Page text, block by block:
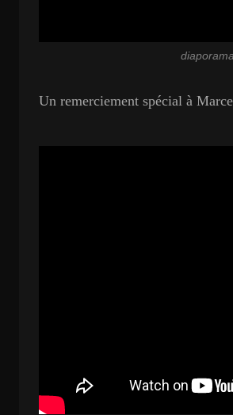
Un remerciement spécial à